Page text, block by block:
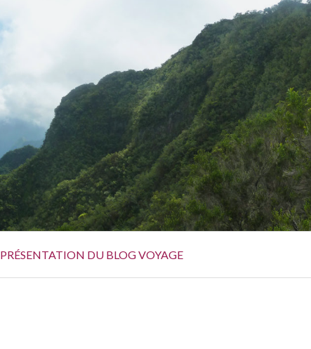
PRÉSENTATION DU BLOG VOYAGE